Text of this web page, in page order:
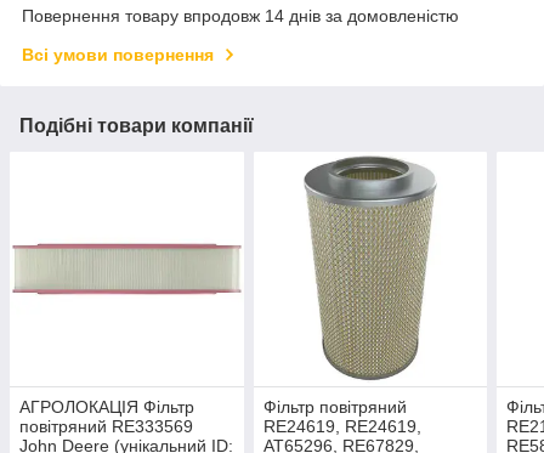
Повернення товару впродовж 14 днів за домовленістю
Всі умови повернення
Подібні товари компанії
АГРОЛОКАЦІЯ Фільтр
повітряний RE333569
John Deere (унікальний ID:
Фільтр повітряний
RE24619, RE24619,
AT65296, RE67829,